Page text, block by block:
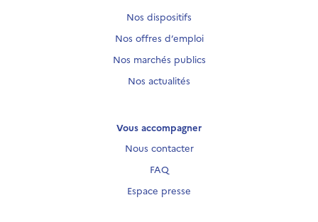
Nos dispositifs
Nos offres d’emploi
Nos marchés publics
Nos actualités
Vous accompagner
Nous contacter
FAQ
Espace presse